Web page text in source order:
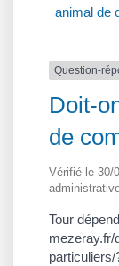
animal de
Question-
Doit-
de
Vérifié le 30/
Tour